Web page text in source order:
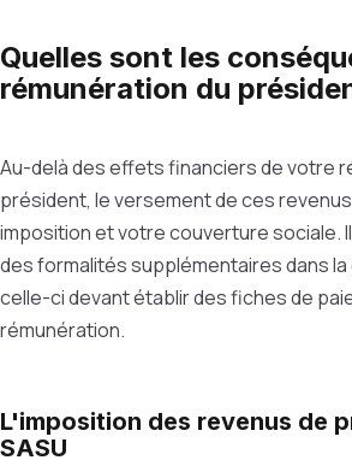
Quelles sont les
rémunération du
Au-delà des effets financiers de votre
président, le versement de ces
imposition et votre couverture sociale.
des formalités supplémentaires dans la
celle-ci devant établir des fiches de
rémunération.
L'imposition des revenus de
SASU